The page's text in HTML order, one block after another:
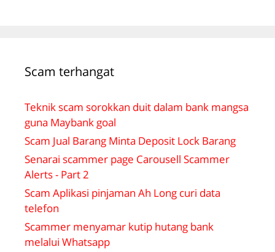
Scam terhangat
Teknik scam sorokkan duit dalam bank mangsa
guna Maybank goal
Scam Jual Barang Minta Deposit Lock Barang
Senarai scammer page Carousell Scammer
Alerts - Part 2
Scam Aplikasi pinjaman Ah Long curi data
telefon
Scammer menyamar kutip hutang bank
melalui Whatsapp